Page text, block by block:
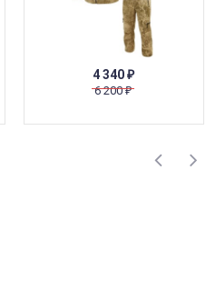
4 340 ₽
6 200₽